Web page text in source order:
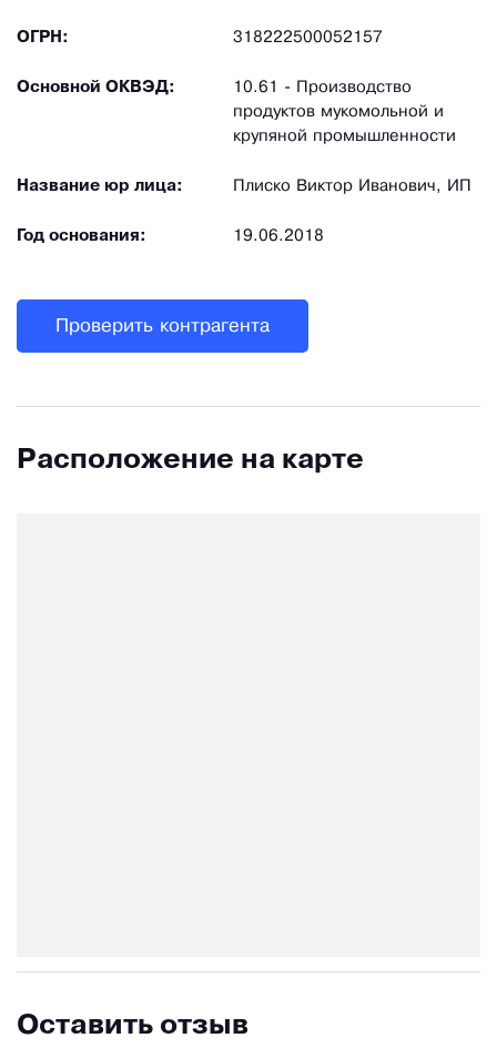
ОГРН: 318222500052157
Основной ОКВЭД:
10.61 - Производство
продуктов мукомольной и
крупяной промышленности
Название юр лица: Плиско Виктор Иванович, ИП
Год основания: 19.06.2018
Проверить контрагента
Расположение на карте
Оставить отзыв